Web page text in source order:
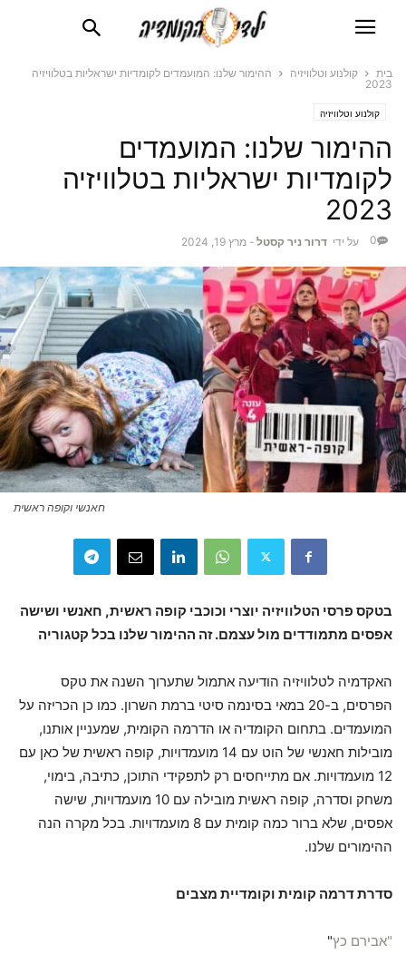
בית קולנוע וטלוויזיה
ההימור שלנו: המועמדים לקומדיות ישראליות בטלוויזיה
2023
קולנוע וטלוויזיה
ההימור שלנו: המועמדים
לקומדיות ישראליות בטלוויזיה
2023
על ידי דרור ניר קסטל - מרץ 19, 2024 0
חאנשי וקופה ראשית
בטקס פרסי הטלוויזיה יוצרי וכוכבי קופה ראשית, חאנשי ושישה
אפסים מתמודדים מול עצמם. זה ההימור שלנו בכל קטגוריה
האקדמיה לטלוויזיה הודיעה אתמול שתערוך השנה את טקס
הפרסים, ב-20 במאי בסינמה סיטי ברמת השרון. כמו כן הכריזה על
המועמדים. בתחום הקומדיה או הדרמה הקומית, שמעניין אותנו,
מובילות חאנשי של הוט עם 14 מועמדויות, קופה ראשית של כאן עם
12 מועמדויות. אם מתייחסים רק לתפקידי התוכן, כתיבה, בימוי,
משחק וסדרה, קופה ראשית מובילה עם 10 מועמדויות, שישה
אפסים, שלא ברור כמה קומית עם 8 מועמדויות. בכל מקרה הנה
ההימורים שלנו.
סדרת דרמה קומית וקומדיית מצבים
"אבירם כץ"